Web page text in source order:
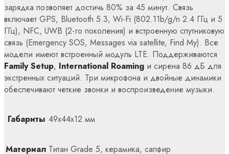
зарядка позволяет достичь 80% за 45 минут. Связь
включает GPS, Bluetooth 5.3, Wi-Fi (802.11b/g/n 2.4 ГГц и 5
ГГц), NFC, UWB (2-го поколения) и встроенную спутниковую
связь (Emergency SOS, Messages via satellite, Find My). Все
модели имеют встроенный модуль LTE. Поддерживаются
Family Setup, International Roaming и сирена 86 дБ для
экстренных ситуаций. Три микрофона и двойные динамики
обеспечивают четкие звонки и воспроизведение музыки.
Габариты 49x44x12 мм
Материал Титан Grade 5, керамика, сапфир